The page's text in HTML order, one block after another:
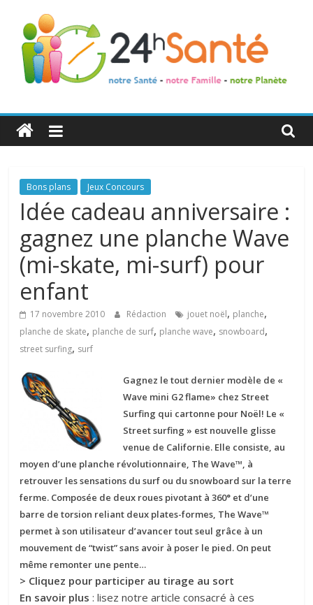
24h
Santé
La
santé
toute
famille
Bons plans Jeux Concours
Idée cadeau anniversaire :
gagnez une planche Wave
(mi-skate, mi-surf) pour
enfant
17 novembre 2010 Rédaction jouet noël, planche,
planche de skate, planche de surf, planche wave, snowboard,
street surfing, surf
Gagnez le tout dernier modèle de «
Wave mini G2 flame» chez Street
Surfing qui cartonne pour Noël! Le «
Street surfing » est nouvelle glisse
venue de Californie. Elle consiste, au
moyen d’une planche révolutionnaire, The Wave™, à
retrouver les sensations du surf ou du snowboard sur la terre
ferme. Composée de deux roues pivotant à 360° et d’une
barre de torsion reliant deux plates-formes, The Wave™
permet à son utilisateur d’avancer tout seul grâce à un
mouvement de “twist” sans avoir à poser le pied. On peut
même remonter une pente…
> Cliquez pour participer au tirage au sort
En savoir plus : lisez notre article consacré à ces